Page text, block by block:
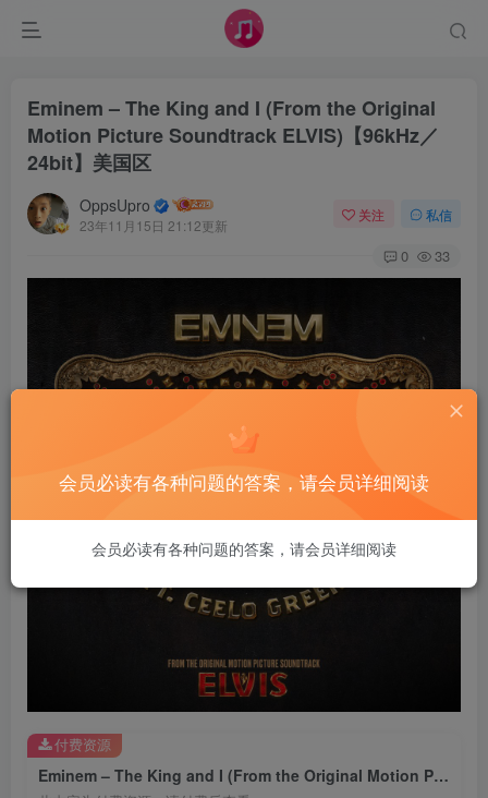
Eminem – The King and I (From the Original
Motion Picture Soundtrack ELVIS)【96kHz／
24bit】美国区
OppsUpro
23年11月15日 21:12更新
关注 私信
0 33
Eminem – The King and I (From the Original Motion Picture Soundtrack ELVIS)【96kHz／24bit】美国区
付费资源
会员必读有各种问题的答案，请会员详细阅读
会员必读有各种问题的答案，请会员详细阅读